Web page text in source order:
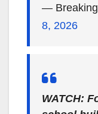
—
8, 2026
WATCH: